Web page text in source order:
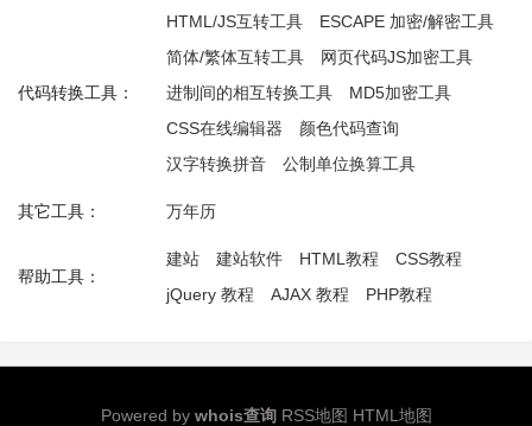
代码转换工具：
HTML/JS互转工具
ESCAPE 加密/解密工具
简体/繁体互转工具
网页代码JS加密工具
进制间的相互转换工具
MD5加密工具
CSS在线编辑器
颜色代码查询
汉字转换拼音
公制单位换算工具
其它工具： 万年历
帮助工具：
建站 建站软件 HTML教程
CSS教程
jQuery 教程
AJAX 教程 PHP教程
Powered by whois查询 RSS地图 HTML地图